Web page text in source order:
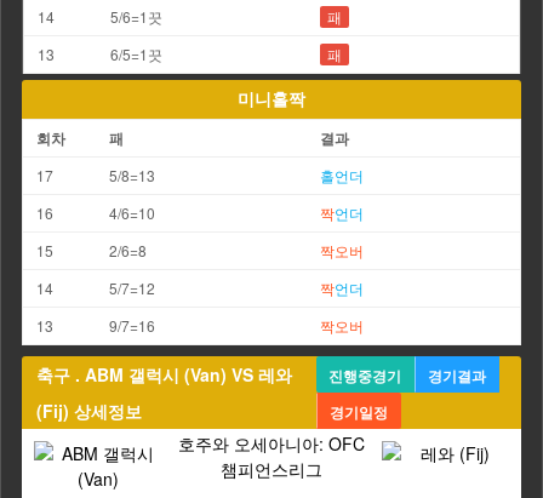
14
5/6=1끗
패
13
6/5=1끗 패
미니홀짝
회차 패 결과
17 5/8=13 홀언더
16
4/6=10 짝언더
15
2/6=8 짝오버
14
5/7=12 짝언더
13
9/7=16 짝오버
축구 . ABM 갤럭시 (Van) VS 레와
(Fij) 상세정보
진행중경기
경기결과
경기일정
호주와 오세아니아: OFC
챔피언스리그